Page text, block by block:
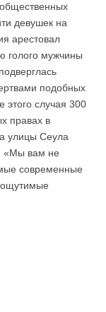
девушек на
арестовал
голого мужчины
подобных
этого случая 300
правах в
улицы Сеула
«Мы вам не
современные
ощутимые